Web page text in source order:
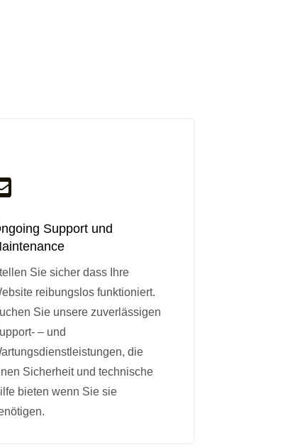
Support und
Sie sicher dass Ihre
reibungslos funktioniert.
Sie unsere zuverlässigen
– und
die
Sicherheit und technische
bieten wenn Sie sie